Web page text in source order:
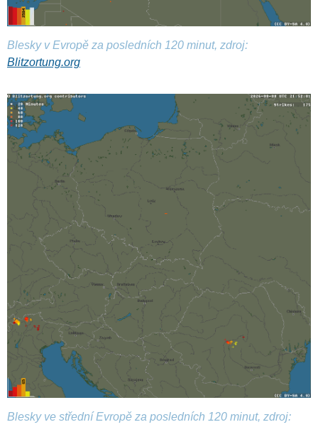
Blesky v Evropě za posledních 120 minut, zdroj:
Blitzortung.org
Blesky ve střední Evropě za posledních 120 minut, zdroj: